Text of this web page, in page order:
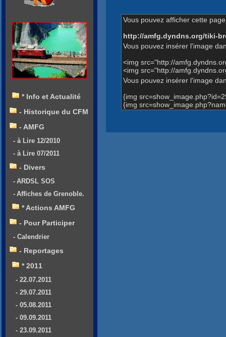
Vous pouvez afficher cette
http://amfg.dyndns.org/tiki-
Vous pouvez insérer l'image
<img src="http://
<img src="http://
Vous pouvez insérer l'image
{img
{img
* Info et Actualité
- Historique du CFM
- AMFG
- à Lire 12/2010
- à Lire 07/2011
- Divers
- ARDSL SOS
- Affiches de Grenoble.
* Actions AMFG
- Pour Participer
- Calendrier
- Reportages
* 2011
- 22.07.2011
- 29.07.2011
- 05.08.2011
- 09.09.2011
- 23.09.2011